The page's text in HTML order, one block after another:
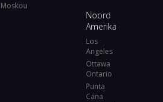
Moskou
Noord
Amerika
Los
Angeles
Ottawa
Ontario
Punta
Cana